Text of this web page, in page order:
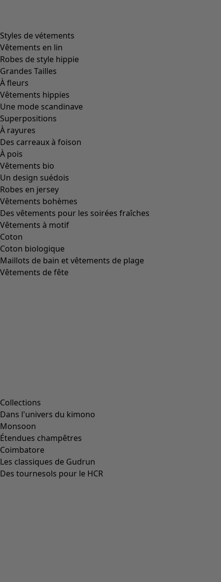
Styles de vétements
Vêtements en lin
Robes de style hippie
Grandes Tailles
À fleurs
Vêtements hippies
Une mode scandinave
Superpositions
À rayures
Des carreaux à foison
À pois
Vêtements bio
Un design suédois
Robes en jersey
Vêtements bohèmes
Des vêtements pour les soirées fraîches
Vêtements à motif
Coton
Coton biologique
Maillots de bain et vêtements de plage
Vêtements de fête
Collections
Dans l'univers du kimono
Monsoon
Étendues champêtres
Coimbatore
Les classiques de Gudrun
Des tournesols pour le HCR